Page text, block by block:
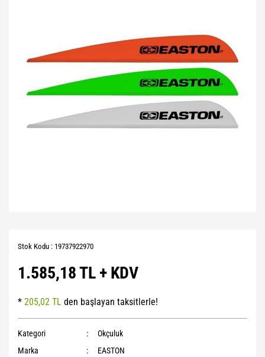
Stok Kodu : 19737922970
1.585,18 TL + KDV
* 205,02 TL den başlayan taksitlerle!
Kategori
Okçuluk
Marka
EASTON